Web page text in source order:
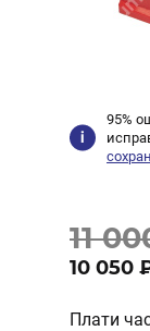
95%
11
10 050
Плати